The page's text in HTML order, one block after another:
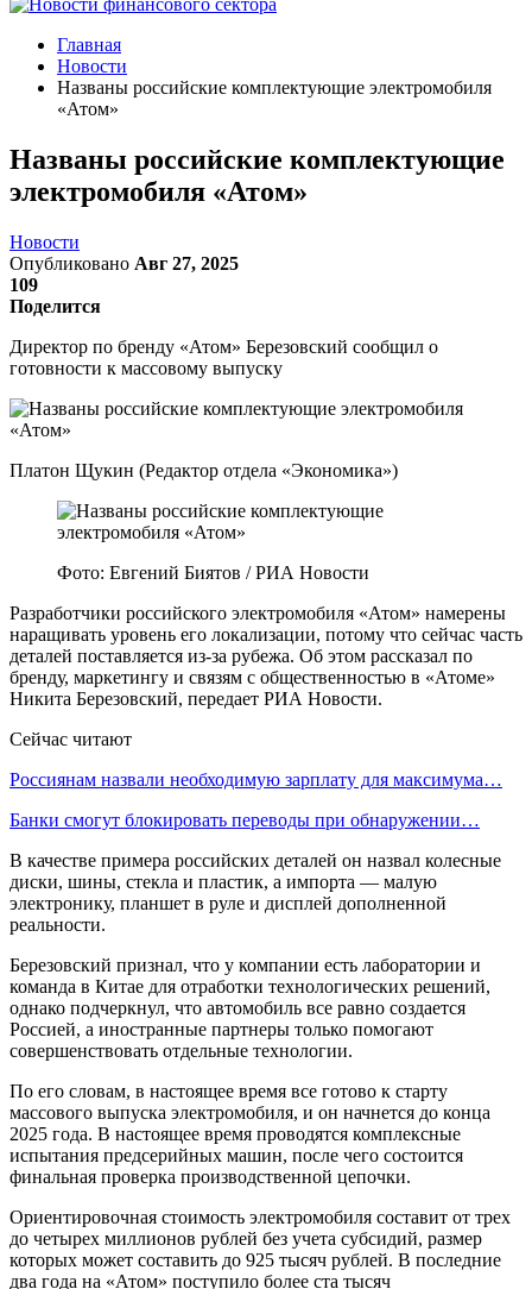
Главная
Новости
Названы российские комплектующие электромобиля
«Атом»
Названы российские комплектующие
электромобиля «Атом»
Новости
Опубликовано Авг 27, 2025
109
Поделится
Директор по бренду «Атом» Березовский сообщил о
готовности к массовому выпуску
Платон Щукин (Редактор отдела «Экономика»)
Фото: Евгений Биятов / РИА Новости
Разработчики российского электромобиля «Атом» намерены
наращивать уровень его локализации, потому что сейчас часть
деталей поставляется из-за рубежа. Об этом рассказал по
бренду, маркетингу и связям с общественностью в «Атоме»
Никита Березовский, передает РИА Новости.
Сейчас читают
Россиянам назвали необходимую зарплату для максимума…
Банки смогут блокировать переводы при обнаружении…
В качестве примера российских деталей он назвал колесные
диски, шины, стекла и пластик, а импорта — малую
электронику, планшет в руле и дисплей дополненной
реальности.
Березовский признал, что у компании есть лаборатории и
команда в Китае для отработки технологических решений,
однако подчеркнул, что автомобиль все равно создается
Россией, а иностранные партнеры только помогают
совершенствовать отдельные технологии.
По его словам, в настоящее время все готово к старту
массового выпуска электромобиля, и он начнется до конца
2025 года. В настоящее время проводятся комплексные
испытания предсерийных машин, после чего состоится
финальная проверка производственной цепочки.
Ориентировочная стоимость электромобиля составит от трех
до четырех миллионов рублей без учета субсидий, размер
которых может составить до 925 тысяч рублей. В последние
два года на «Атом» поступило более ста тысяч